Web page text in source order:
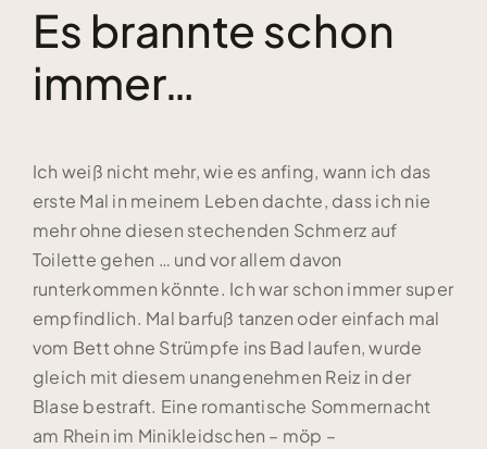
Es brannte schon
immer…
Ich weiß nicht mehr, wie es anfing, wann ich das
erste Mal in meinem Leben dachte, dass ich nie
mehr ohne diesen stechenden Schmerz auf
Toilette gehen … und vor allem davon
runterkommen könnte. Ich war schon immer super
empfindlich. Mal barfuß tanzen oder einfach mal
vom Bett ohne Strümpfe ins Bad laufen, wurde
gleich mit diesem unangenehmen Reiz in der
Blase bestraft. Eine romantische Sommernacht
am Rhein im Minikleidschen – möp –